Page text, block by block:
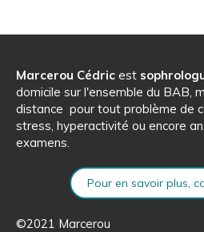
Marcerou Cédric est
domicile sur l'ensemble du BAB,
distance pour tout problème de
stress, hyperactivité ou encore
examens.
Pour en savoir plus,
©2021 Marcerou